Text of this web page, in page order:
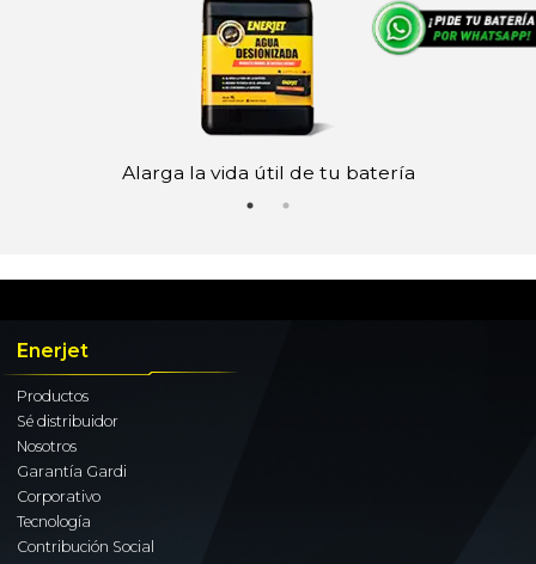
Alarga la vida útil de tu batería
Enerjet
Productos
Sé distribuidor
Nosotros
Garantía Gardi
Corporativo
Tecnología
Contribución Social